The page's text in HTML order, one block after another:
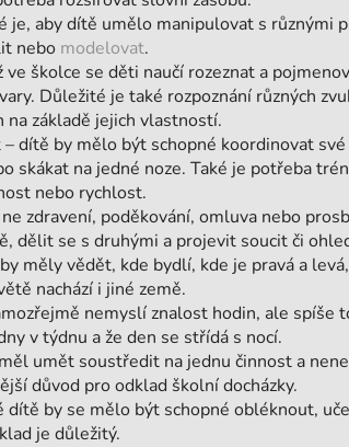
je, aby dítě umělo manipulovat s různými
nebo modelovat.
ve školce se děti naučí rozeznat a
Důležité je také rozpoznání různých
základě jejich vlastností.
– dítě by mělo být schopné koordinovat
skákat na jedné noze. Také je potřeba
nebo rychlost.
zdravení, poděkování, omluva nebo
dělit se s druhými a projevit soucit či
měly vědět, kde bydlí, kde je pravá a
nachází i jiné země.
nemyslí znalost hodin, ale spíše
v týdnu a že den se střídá s nocí.
umět soustředit na jednu činnost a
důvod pro odklad školní docházky.
dítě by se mělo být schopné obléknout,
je důležitý.